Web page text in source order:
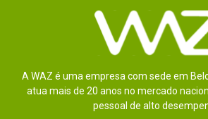
A WAZ é uma empresa com sede em
atua mais de 20 anos no mercado
pessoal de alto